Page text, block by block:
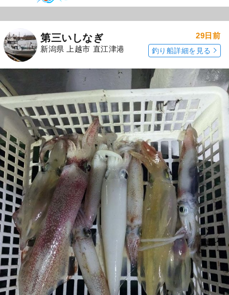
第三いしなぎ
新潟県 上越市 直江津港
29日前
釣り船詳細を見る